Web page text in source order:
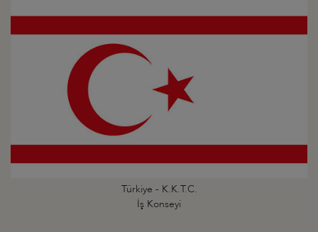
Türkiye - K.K.T.C.
İş Konseyi